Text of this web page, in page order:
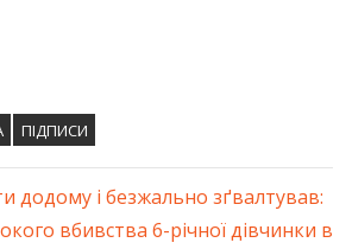
ПІДПИСИ
додому і безжально зґвалтував:
вбивства 6-річної дівчинки в